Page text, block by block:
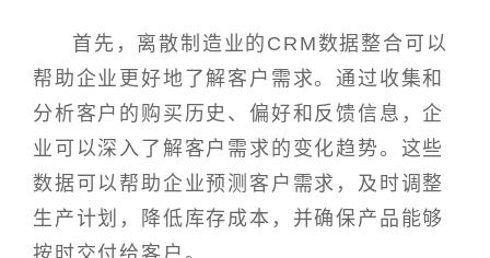
首先，离散制造业的CRM数据整合可以
帮助企业更好地了解客户需求。通过收集和
分析客户的购买历史、偏好和反馈信息，企
业可以深入了解客户需求的变化趋势。这些
数据可以帮助企业预测客户需求，及时调整
生产计划，降低库存成本，并确保产品能够